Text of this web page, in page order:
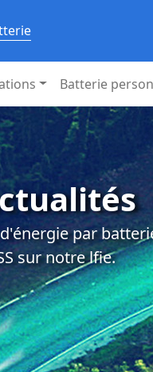
Batterie
par
sur notre lfie.